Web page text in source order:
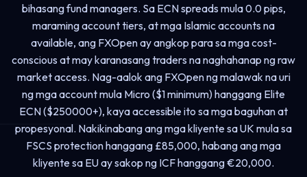
bihasang fund managers. Sa ECN spreads mula 0.0 pips,
maraming account tiers, at mga Islamic accounts na
available, ang FXOpen ay angkop para sa mga cost-
conscious at may karanasang traders na naghahanap ng raw
market access. Nag-aalok ang FXOpen ng malawak na uri
ng mga account mula Micro ($1 minimum) hanggang Elite
ECN ($250000+), kaya accessible ito sa mga baguhan at
propesyonal. Nakikinabang ang mga kliyente sa UK mula sa
FSCS protection hanggang £85,000, habang ang mga
kliyente sa EU ay sakop ng ICF hanggang €20,000.